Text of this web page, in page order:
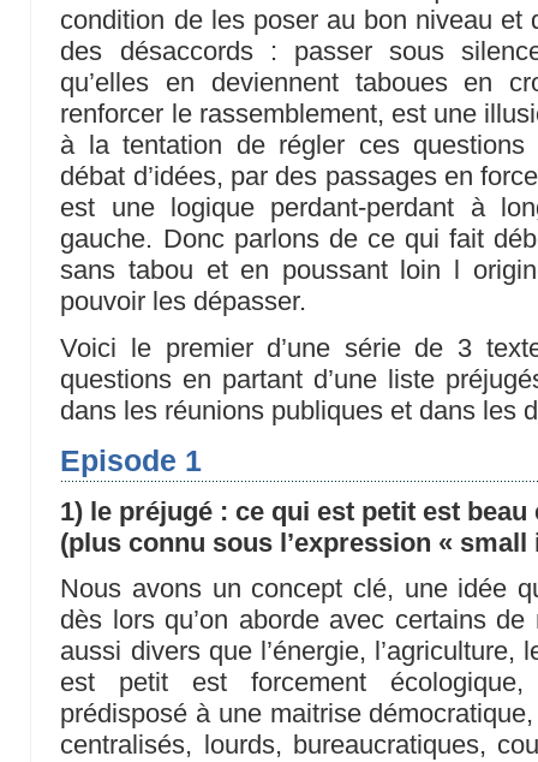
condition de les poser au bon niveau et
des désaccords : passer sous
qu’elles en deviennent taboues en
renforcer le rassemblement, est une
à la tentation de régler ces questions
débat d’idées, par des passages en
est une logique perdant-perdant à
gauche. Donc parlons de ce qui fait
sans tabou et en poussant loin l
pouvoir les dépasser.
Voici le premier d’une série de 3
questions en partant d’une liste
dans les réunions publiques et dans les
Episode 1
1) le préjugé : ce qui est petit est beau
(plus connu sous l’expression « small
Nous avons un concept clé, une idée
dès lors qu’on aborde avec certains
aussi divers que l’énergie, l’agriculture,
est petit est forcement
prédisposé à une maitrise
centralisés, lourds, bureaucratiques,